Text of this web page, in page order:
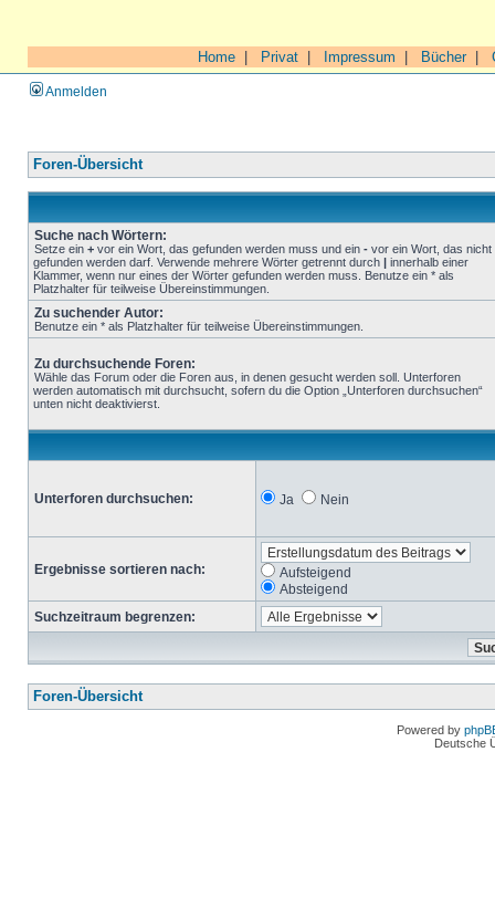
Home Privat Impressum Bücher|
Anmelden
Foren-Übersicht
Suche nach Wörtern:
Setze ein + vor ein Wort, das gefunden werden muss und ein - vor ein Wort, das nicht
gefunden werden darf. Verwende mehrere Wörter getrennt durch | innerhalb einer
Klammer, wenn nur eines der Wörter gefunden werden muss. Benutze ein * als
Platzhalter für teilweise Übereinstimmungen.
Zu suchender Autor:
Benutze ein * als Platzhalter für teilweise Übereinstimmungen.
Zu durchsuchende Foren:
Wähle das Forum oder die Foren aus, in denen gesucht werden soll. Unterforen
werden automatisch mit durchsucht, sofern du die Option „Unterforen durchsuchen“
unten nicht deaktivierst.
Unterforen durchsuchen: Ja Nein
Ergebnisse sortieren nach:
Aufsteigend
Absteigend
Suchzeitraum begrenzen:
Foren-Übersicht
Powered by
Deutsche